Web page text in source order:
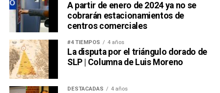
A partir de enero de 2024 ya no se
cobrarán estacionamientos de
centros comerciales
#4 TIEMPOS 4 años
La disputa por el triángulo dorado de
SLP | Columna de Luis Moreno
DESTACADAS 4 años